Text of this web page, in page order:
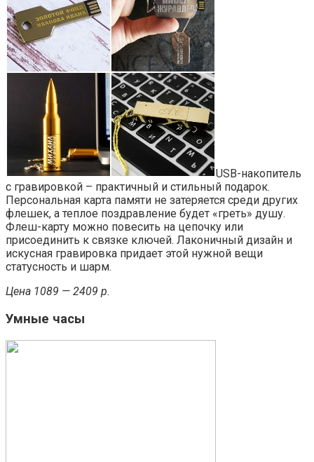
USB-накопитель
с гравировкой – практичный и стильный подарок.
Персональная карта памяти не затеряется среди других
флешек, а теплое поздравление будет «греть» душу.
Флеш-карту можно повесить на цепочку или
присоединить к связке ключей. Лаконичный дизайн и
искусная гравировка придает этой нужной вещи
статусность и шарм.
Цена 1089 — 2409 р.
Умные часы